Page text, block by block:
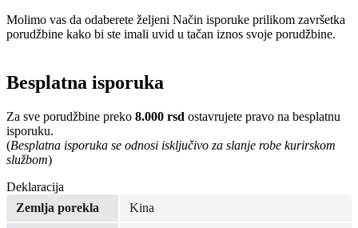
Molimo vas da odaberete željeni Način isporuke prilikom završetka
porudžbine kako bi ste imali uvid u tačan iznos svoje porudžbine.
Besplatna isporuka
Za sve porudžbine preko 8.000 rsd ostavrujete pravo na besplatnu
isporuku.
(Besplatna isporuka se odnosi isključivo za slanje robe kurirskom
službom)
Deklaracija
Zemlja porekla
Kina